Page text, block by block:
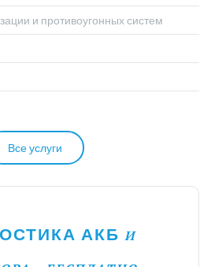
и противоугонных систем
Все услуги
АКБ И